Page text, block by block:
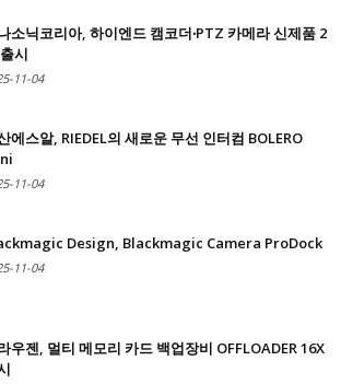
소닉코리아, 하이엔드 캠코더‧PTZ 카메라 신제품 2
시
11-04
에스알, RIEDEL의 새로운 무선 인터컴 BOLERO
11-04
Design, Blackmagic Camera ProDock
11-04
우젠, 멀티 메모리 카드 백업장비 OFFLOADER 16X